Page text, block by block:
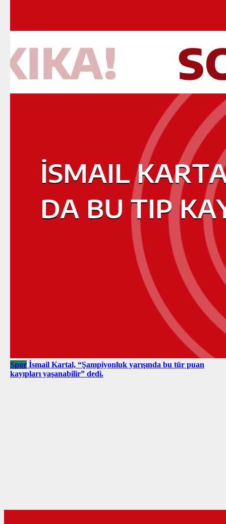
Spor İsmail Kartal, “Şampiyonluk yarışında bu tür puan
kayıpları yaşanabilir” dedi.